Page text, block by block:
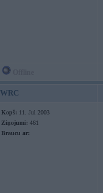
WRC
Kopš: 11. Jul 2003
Ziņojumi: 461
Braucu ar: